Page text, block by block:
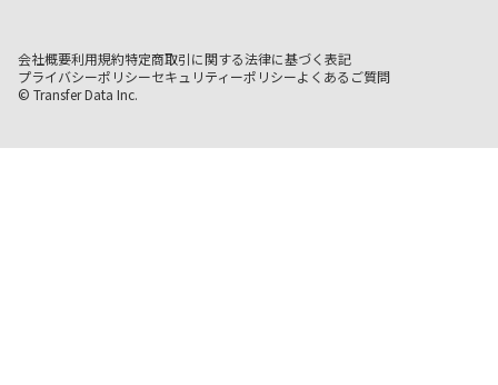
会社概要利用規約特定商取引に関する法律に基づく表記
プライバシーポリシーセキュリティーポリシーよくあるご質問
© Transfer Data Inc.